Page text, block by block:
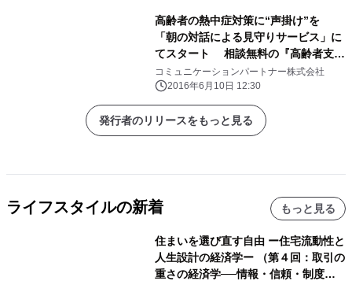
高齢者の熱中症対策に“声掛け”を
「朝の対話による見守りサービス」に
てスタート 相談無料の『高齢者支
援 心のほっとライン』も開設
コミュニケーションパートナー株式会社
2016年6月10日 12:30
発行者のリリースをもっと見る
ライフスタイルの新着 もっと見る
住まいを選び直す自由 ー住宅流動性と
人生設計の経済学ー （第４回：取引の
重さの経済学──情報・信頼・制度を